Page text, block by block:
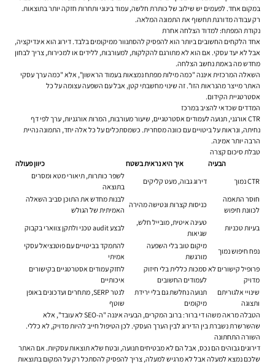
במקום אחד. לפעמים יש שילוב של כותרת חלשה, עמוד בינוני ותחרות חזקה יותר בתוצאות.
רק עבודה מדורגת תחשוף את התמונה המלאה.
נקודת המפתח: למדוד הצלחה אחרת
אחד הלקחים החשובים ביותר הוא להפסיק להסתנוור ממיקומים בלבד. דירוג הוא אינדיקציה,
אבל לא יעד עסקי. אם הוא לא מתורגם להקלקות, למעורבות, ללידים או למכירות, צריך לבחון
מחדש מה באמת נחשב הצלחה.
השאלה המרכזית איננה "כמה מילות מפתח נמצאות בעמוד הראשון", אלא "כמה ערך עסקי
האתר מייצר מהנראות הזו". זה שינוי מחשבתי קטן, אבל עם השפעה עצומה על כל
אסטרטגיית הקידום.
המדדים שכדאי להציב במרכז
CTR אורגני, תנועה לעמודים אסטרטגיים, שיעור מעורבות, המרות אורגניות, ערך לפי דף
נחיתה, ונראות על ביטויים עם כוונה מסחרית. כשמסתכלים על כל אלה יחד, התמונה נהיית
הרבה יותר אמינה.
טבלת סיכום קצרה
הבעיה
איך היא נראית בשטח
כיוון פעולה
CTR נמוך
דירוג גבוה, מעט קליקים
לשפר כותרות, תיאורי מטא ומסרים
בתוצאה
חוסר התאמה
לכוונת חיפוש
כניסות קצרות ונטישה מהירה
לבנות מחדש את התוכן סביב השאלה
האמיתית של הגולש
בעיות טכניות
טעינה איטית, מובייל חלש,
שגיאות
לבצע audit טכני ולתקן צווארי בקבוק
נפח חיפוש נמוך
מיקום טוב בלי השפעה
מורגשת
להתמקד בביטויים עם פוטנציאל עסקי
אמיתי
פרופיל קישורים לא
מדויק
סמכות כללית בלי חיזוק
לעמודים החשובים
לחזק עמודים אסטרטגיים בקישורים
איכותיים
שינויי אלגוריתם
ותצוגה
תנועה נחלשת גם בלי ירידת
מיקומים
לנטר SERP, מתחרים ועדכונים באופן
שוטף
הטבלה מראה משהו די ברור: ברוב המקרים, הבעיה איננה "ה-SEO לא עובד", אלא
שהשרשרת נשברת בין הדירוג לבין הערך העסקי. לכן הטיפול חייב להיות מדויק, לא כללי.
השורה התחתונה
דירוגים גבוהים הם נכס, אבל הם לא מבטיחים תנועה, ובטח שלא תוצאות עסקיות. אם האתר
שלכם נמצא למעלה אבל לא מרגיש למעלה, צריך להפסיק להסתכל רק על המקום בתוצאות